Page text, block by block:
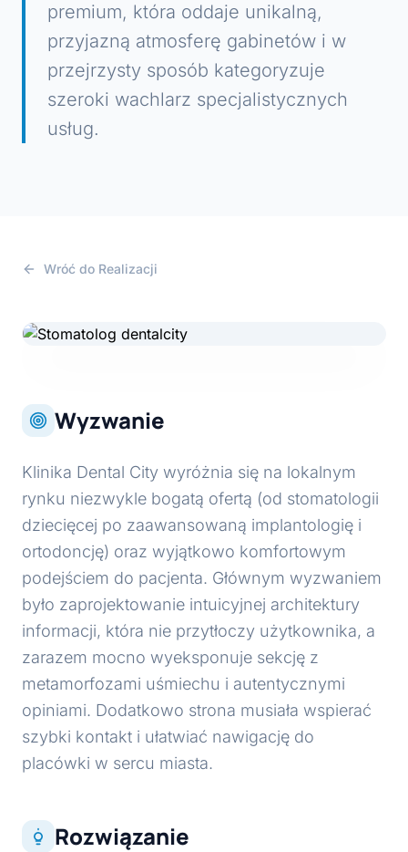
premium, która oddaje unikalną,
przyjazną atmosferę gabinetów i w
przejrzysty sposób kategoryzuje
szeroki wachlarz specjalistycznych
usług.
Wróć do Realizacji
Wyzwanie
Klinika Dental City wyróżnia się na lokalnym
rynku niezwykle bogatą ofertą (od stomatologii
dziecięcej po zaawansowaną implantologię i
ortodoncję) oraz wyjątkowo komfortowym
podejściem do pacjenta. Głównym wyzwaniem
było zaprojektowanie intuicyjnej architektury
informacji, która nie przytłoczy użytkownika, a
zarazem mocno wyeksponuje sekcję z
metamorfozami uśmiechu i autentycznymi
opiniami. Dodatkowo strona musiała wspierać
szybki kontakt i ułatwiać nawigację do
placówki w sercu miasta.
Rozwiązanie